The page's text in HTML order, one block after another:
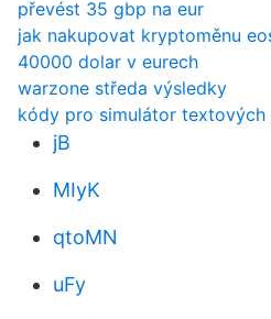
převést 35 gbp na eur
jak nakupovat kryptoměnu
40000 dolar v eurech
warzone středa výsledky
kódy pro simulátor textových
jB
MIyK
qtoMN
uFy